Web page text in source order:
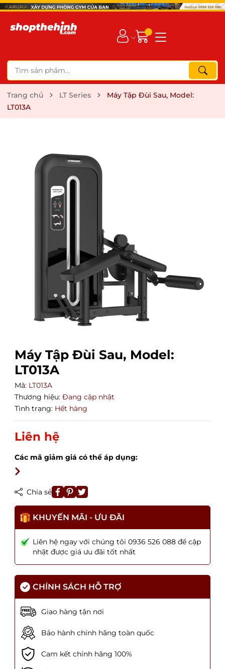
Trang chủ LT Series
Máy Tập Đùi Sau, Model:
LT013A
Máy Tập Đùi Sau, Model:
LT013A
Mã: LT013A
Thương hiệu: Đang cập nhật
Tình trạng: Hết hàng
Liên hệ
Các mã giảm giá có thể áp dụng:
Chia sẻ
KHUYẾN MÃI - ƯU ĐÃI
Liên hệ ngay với chúng tôi 0936 526 088 để cập
nhật được giá ưu đãi tốt nhất
CHÍNH SÁCH HỖ TRỢ
Giao hàng tận nơi
Bảo hành chính hãng toàn quốc
Cam kết chính hãng 100%